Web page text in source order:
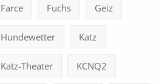
Farce Fuchs Geiz
Hundewetter Katz
Katz-Theater KCNQ2